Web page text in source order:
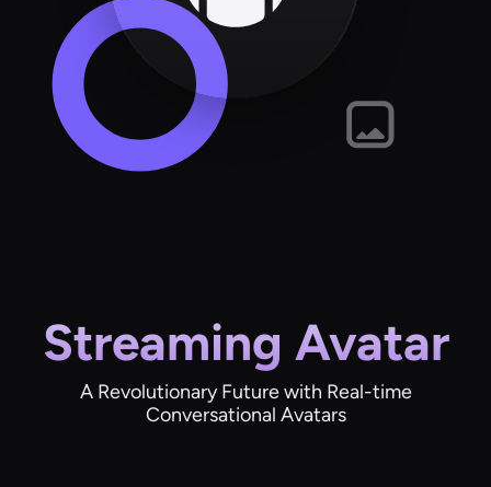
Streaming Avatar
A Revolutionary Future with Real-time
Conversational Avatars